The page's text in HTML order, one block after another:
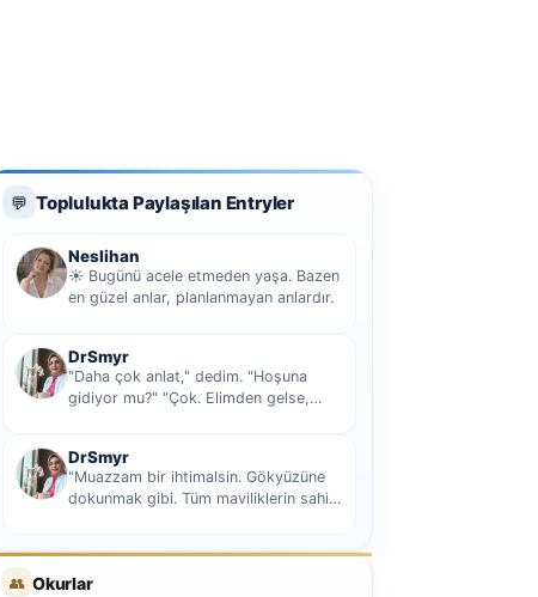
💬 Toplulukta Paylaşılan Entryler
Neslihan
☀️ Bugünü acele etmeden yaşa. Bazen
en güzel anlar, planlanmayan anlardır.
DrSmyr
"Daha çok anlat," dedim. "Hoşuna
gidiyor mu?" "Çok. Elimden gelse,
DrSmyr
"Muazzam bir ihtimalsin. Gökyüzüne
dokunmak gibi. Tüm maviliklerin sahibi
👥 Okurlar